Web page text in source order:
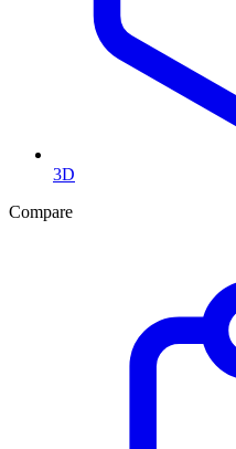
3D
Compare